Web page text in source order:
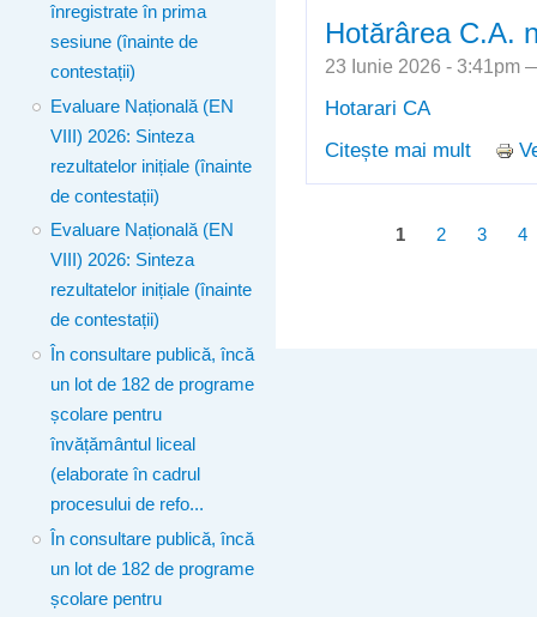
înregistrate în prima
sesiune (înainte de
contestații)
Evaluare Națională (EN
VIII) 2026: Sinteza
rezultatelor inițiale (înainte
de contestații)
Evaluare Națională (EN
VIII) 2026: Sinteza
rezultatelor inițiale (înainte
de contestații)
În consultare publică, încă
un lot de 182 de programe
școlare pentru
învățământul liceal
(elaborate în cadrul
procesului de refo...
În consultare publică, încă
un lot de 182 de programe
școlare pentru
Hotărârea C.A.
23 Iunie 2026 - 3:41pm
Hotarari CA
Citește mai mult
1 2 3 4